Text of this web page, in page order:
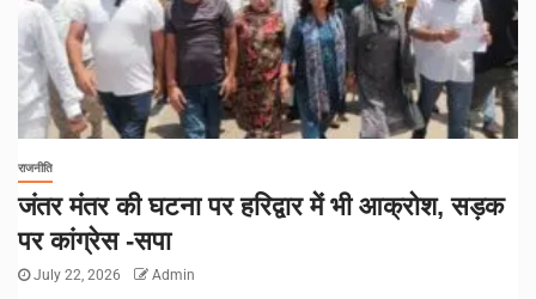
राजनीति
जंतर मंतर की घटना पर हरिद्वार में भी आक्रोश, सड़क
पर कांग्रेस -सपा
July 22, 2026 Admin